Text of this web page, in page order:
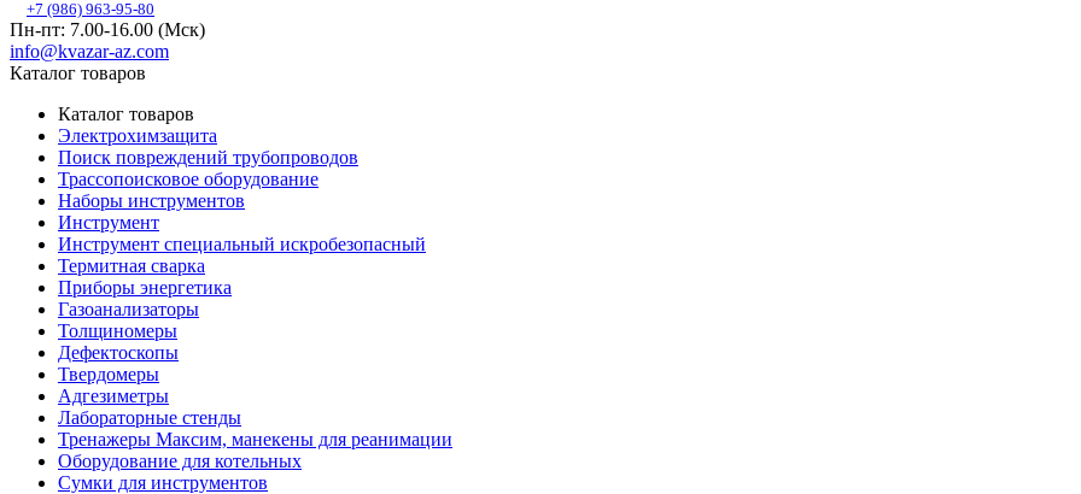
+7 (986) 963-95-80
Пн-пт: 7.00-16.00 (Мск)
info@kvazar-az.com
Каталог товаров
Каталог товаров
Электрохимзащита
Поиск повреждений трубопроводов
Трассопоисковое оборудование
Наборы инструментов
Инструмент
Инструмент специальный искробезопасный
Термитная сварка
Приборы энергетика
Газоанализаторы
Толщиномеры
Дефектоскопы
Твердомеры
Адгезиметры
Лабораторные стенды
Тренажеры Максим, манекены для реанимации
Оборудование для котельных
Сумки для инструментов